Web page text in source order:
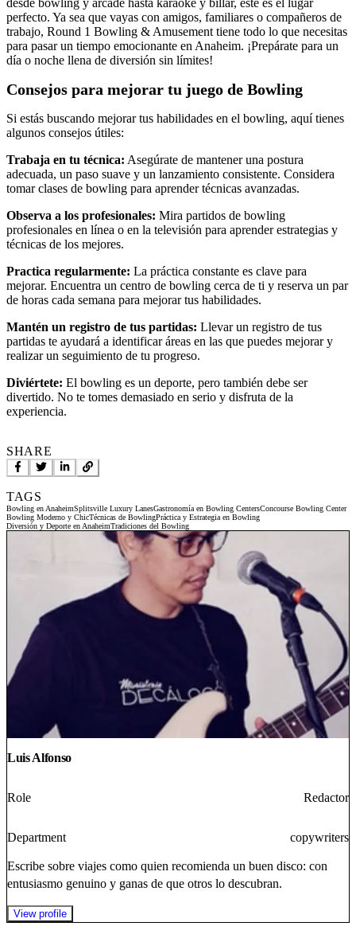
desde bowling y arcade hasta karaoke y billar, este es el lugar
perfecto. Ya sea que vayas con amigos, familiares o compañeros de
trabajo, Round 1 Bowling & Amusement tiene todo lo que necesitas
para pasar un tiempo emocionante en Anaheim. ¡Prepárate para un
día o noche llena de diversión sin límites!
Consejos para mejorar tu juego de Bowling
Si estás buscando mejorar tus habilidades en el bowling, aquí tienes
algunos consejos útiles:
Trabaja en tu técnica: Asegúrate de mantener una postura
adecuada, un paso suave y un lanzamiento consistente. Considera
tomar clases de bowling para aprender técnicas avanzadas.
Observa a los profesionales: Mira partidos de bowling
profesionales en línea o en la televisión para aprender estrategias y
técnicas de los mejores.
Practica regularmente: La práctica constante es clave para
mejorar. Encuentra un centro de bowling cerca de ti y reserva un par
de horas cada semana para mejorar tus habilidades.
Mantén un registro de tus partidas: Llevar un registro de tus
partidas te ayudará a identificar áreas en las que puedes mejorar y
realizar un seguimiento de tu progreso.
Diviértete: El bowling es un deporte, pero también debe ser
divertido. No te tomes demasiado en serio y disfruta de la
experiencia.
SHARE
TAGS
Bowling en AnaheimSplitsville Luxury LanesGastronomía en Bowling CentersConcourse Bowling Center
Bowling Moderno y ChicTécnicas de BowlingPráctica y Estrategia en Bowling
Diversión y Deporte en AnaheimTradiciones del Bowling
Luis Alfonso
Role Redactor
Department copywriters
Escribe sobre viajes como quien recomienda un buen disco: con
entusiasmo genuino y ganas de que otros lo descubran.
View profile